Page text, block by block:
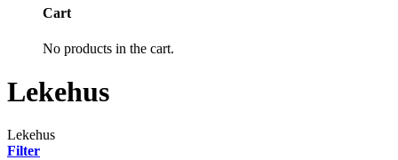
Cart
No products in the cart.
Lekehus
Lekehus
Filter